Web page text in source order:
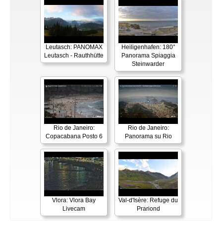
Leutasch: PANOMAX
Leutasch - Rauthhütte
Heiligenhafen: 180°
Panorama Spiaggia
Steinwarder
Rio de Janeiro:
Copacabana Posto 6
Rio de Janeiro:
Panorama su Rio
Vlora: Vlora Bay
Livecam
Val-d'Isère: Refuge du
Prariond